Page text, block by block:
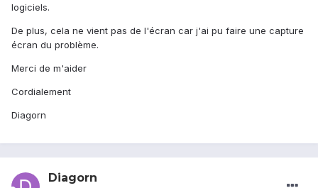
logiciels.
De plus, cela ne vient pas de l'écran car j'ai pu faire une capture
écran du problème.
Merci de m'aider
Cordialement
Diagorn
Diagorn